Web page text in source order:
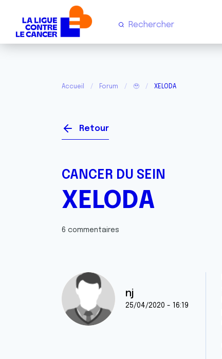
Accueil Forum 🥹 XELODA
Retour
CANCER DU SEIN
XELODA
6 commentaires
nj
25/04/2020 - 16:19